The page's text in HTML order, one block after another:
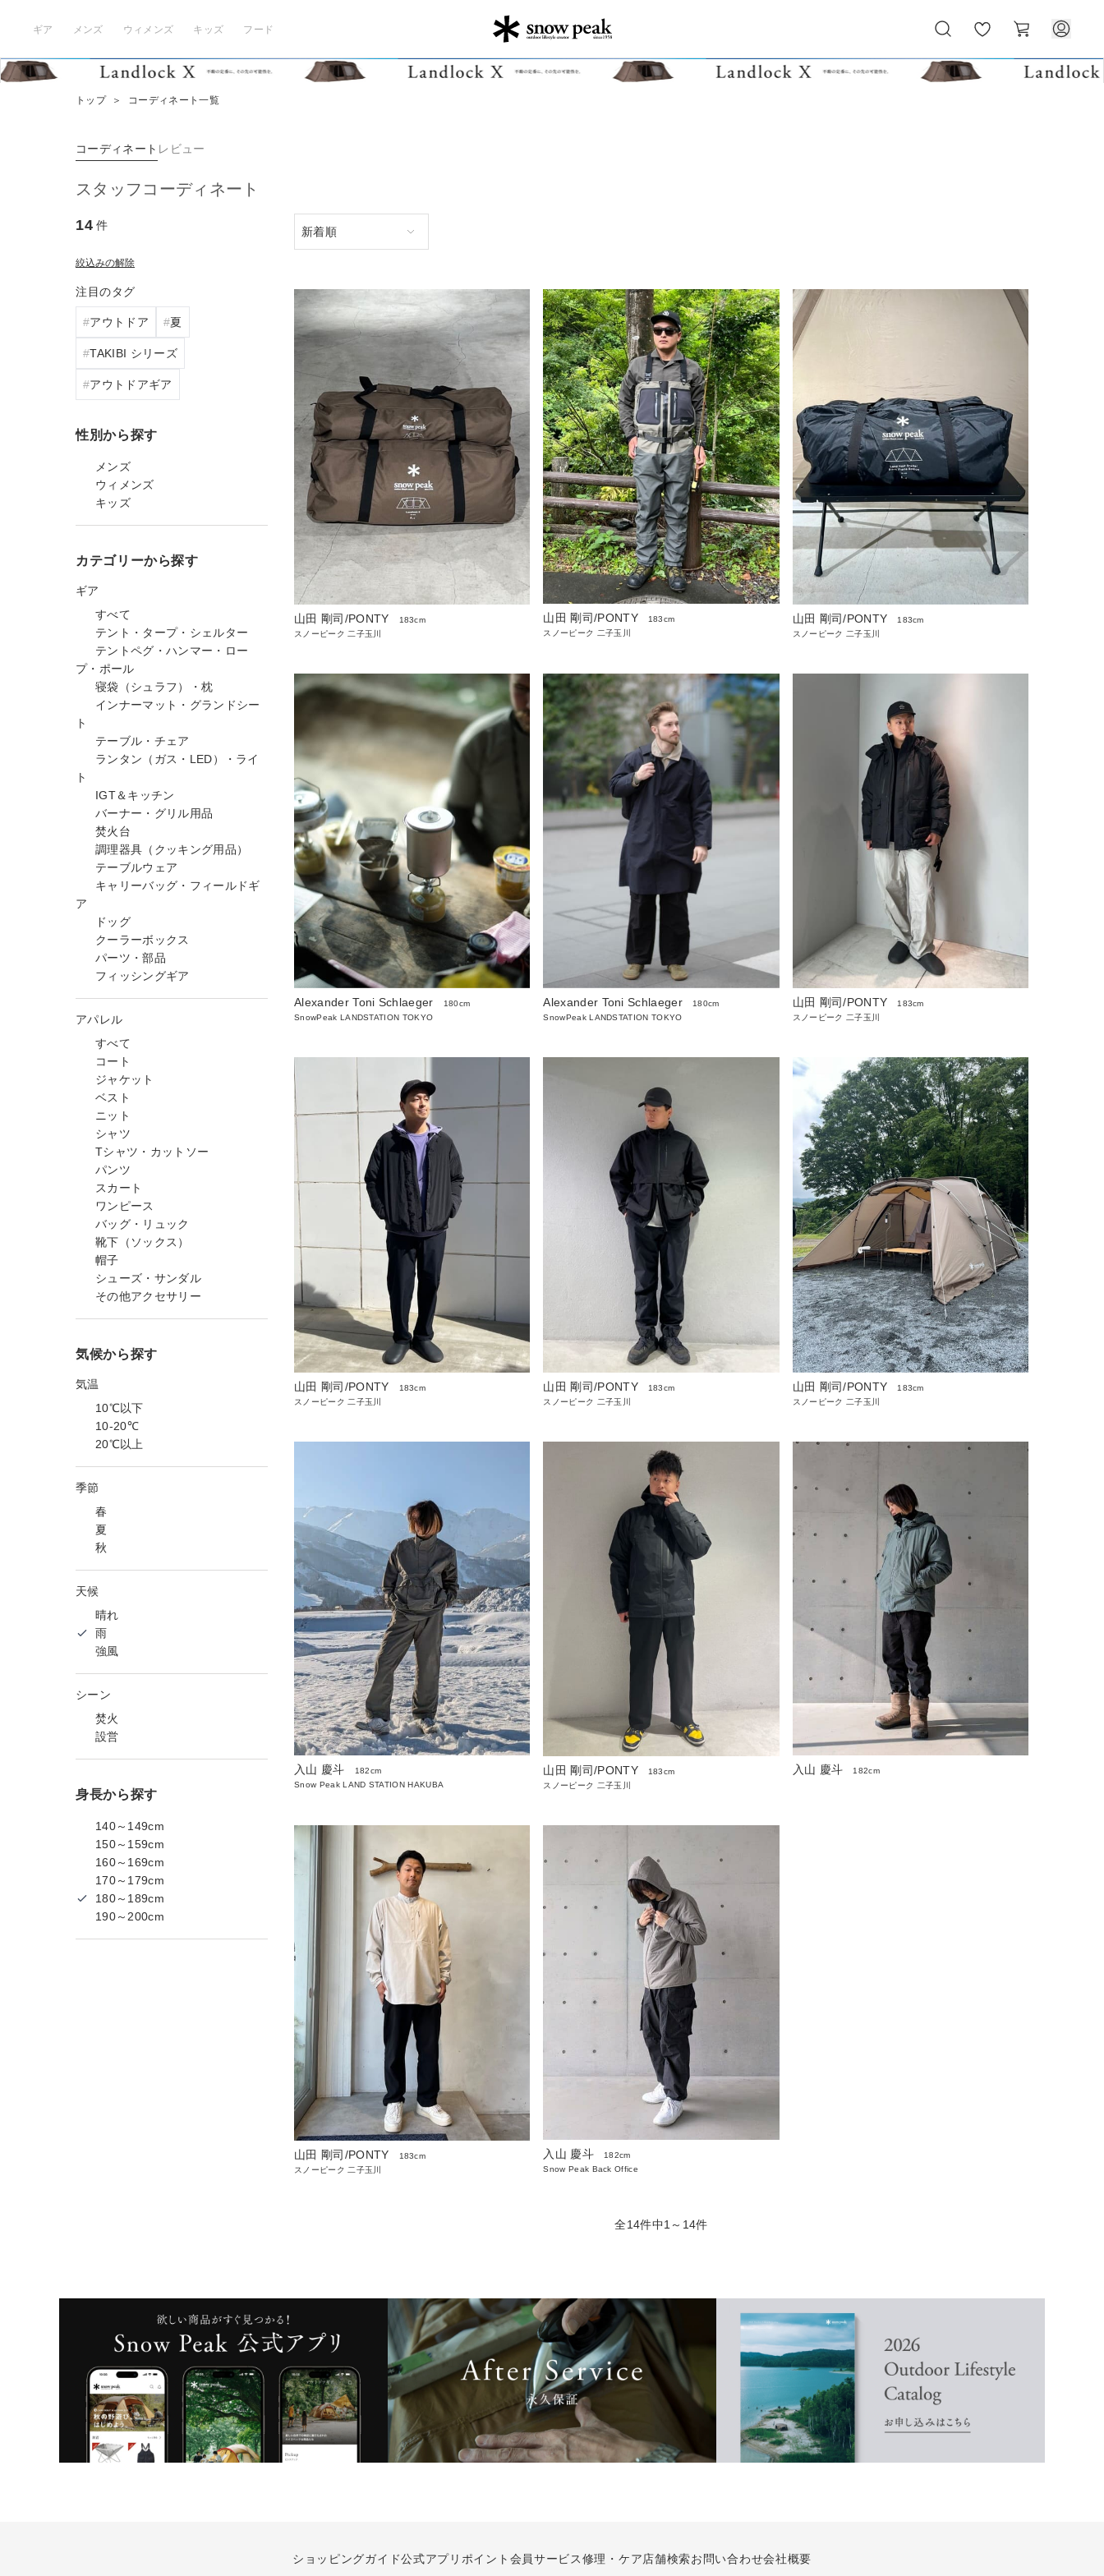
ギア メンズ ウィメンズ キッズ フード
気
に
ー
ト
トップ ＞ コーディネート一覧
コーディネート レビュー
スタッフコーディネート
14 件
絞込みの解除
注目のタグ
アウトドア 夏
TAKIBI シリーズ
アウトドアギア
性別から探す
メンズ
ウィメンズ
キッズ
カテゴリーから探す
ギア
すべて
テント・タープ・シェルター
テントペグ・ハンマー・ロー
プ・ポール
寝袋（シュラフ）・枕
インナーマット・グランドシー
ト
テーブル・チェア
ランタン（ガス・LED）・ライ
ト
IGT＆キッチン
バーナー・グリル用品
焚火台
調理器具（クッキング用品）
テーブルウェア
キャリーバッグ・フィールドギ
ア
ドッグ
クーラーボックス
パーツ・部品
フィッシングギア
アパレル
すべて
コート
ジャケット
ベスト
ニット
シャツ
Tシャツ・カットソー
パンツ
スカート
ワンピース
バッグ・リュック
靴下（ソックス）
帽子
シューズ・サンダル
その他アクセサリー
気候から探す
気温
10℃以下
10-20℃
20℃以上
季節
春
夏
秋
天候
晴れ
雨
強風
シーン
焚火
設営
身長から探す
140～149cm
150～159cm
160～169cm
170～179cm
180～189cm
190～200cm
山田 剛司/PONTY
183cm
スノーピーク 二子玉川
山田 剛司/PONTY
183cm
スノーピーク 二子玉川
山田 剛司/PONTY
183cm
スノーピーク 二子玉川
Alexander Toni Schlaeger
180cm
SnowPeak LANDSTATION TOKYO
Alexander Toni Schlaeger
180cm
SnowPeak LANDSTATION TOKYO
山田 剛司/PONTY
183cm
スノーピーク 二子玉川
山田 剛司/PONTY
183cm
スノーピーク 二子玉川
山田 剛司/PONTY
183cm
スノーピーク 二子玉川
山田 剛司/PONTY
183cm
スノーピーク 二子玉川
入山 慶斗
182cm
Snow Peak LAND STATION HAKUBA
山田 剛司/PONTY
183cm
スノーピーク 二子玉川
入山 慶斗 182cm
山田 剛司/PONTY
183cm
スノーピーク 二子玉川
入山 慶斗
182cm
Snow Peak Back Office
全14件中1～14件
ショッピングガイド公式アプリ ポイント会員サービス修理・ケア店舗検索お問い合わせ会社概要